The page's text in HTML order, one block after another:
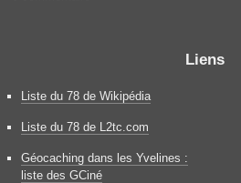
Liens
Liste du 78 de Wikipédia
Liste du 78 de L2tc.com
Géocaching dans les Yvelines :
liste des GCiné